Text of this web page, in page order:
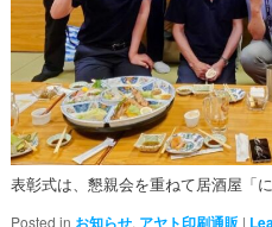
表彰式は、懇親会を重ねて居酒屋「
Posted in お知らせ, アヤト印刷通販 |